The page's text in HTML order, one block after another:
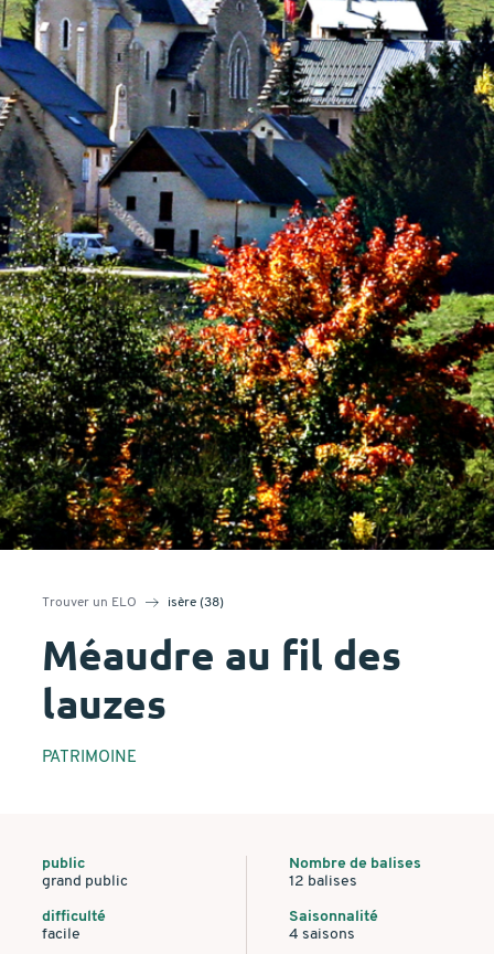
Trouver un ELO isère (38)
Méaudre au fil des
lauzes
PATRIMOINE
public
grand public
difficulté
facile
Nombre de balises
12 balises
Saisonnalité
4 saisons